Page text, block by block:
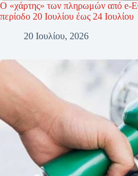
Ο «χάρτης» των πληρωμών από
περίοδο 20 Ιουλίου έως 24 Ιουλίου
20 Ιουλίου, 2026